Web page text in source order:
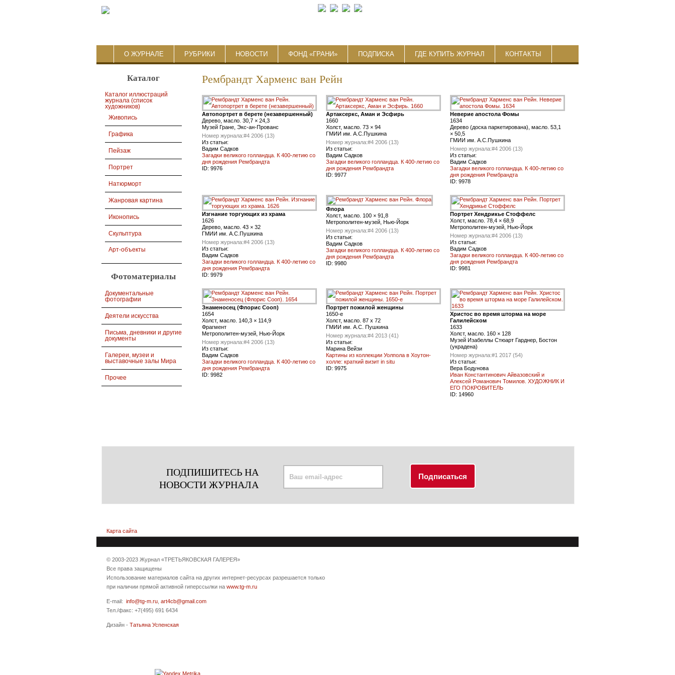
О ЖУРНАЛЕ РУБРИКИ НОВОСТИ ФОНД «ГРАНИ» ПОДПИСКА ГДЕ КУПИТЬ ЖУРНАЛ КОНТАКТЫ
Каталог
Каталог иллюстраций
журнала (список
художников)
Живопись
Графика
Пейзаж
Портрет
Натюрморт
Жанровая картина
Иконопись
Скульптура
Арт-объекты
Фотоматериалы
Документальные
фотографии
Деятели искусства
Письма, дневники и другие
документы
Галереи, музеи и
выставочные залы Мира
Прочее
Рембрандт Харменс ван Рейн
Автопортрет в берете (незавершенный)
Дерево, масло. 30,7 × 24,3
Музей Гране, Экс-ан-Прованс
Номер журнала:#4 2006 (13)
Из статьи:
Вадим Садков
Загадки великого голландца. К 400-летию со
дня рождения Рембрандта
ID: 9976
Артаксеркс, Аман и Эсфирь
1660
Холст, масло. 73 × 94
ГМИИ им. А.С.Пушкина
Номер журнала:#4 2006 (13)
Из статьи:
Вадим Садков
Загадки великого голландца. К 400-летию со
дня рождения Рембрандта
ID: 9977
Неверие апостола Фомы
1634
Дерево (доска паркетирована), масло. 53,1
× 50,5
ГМИИ им. А.С.Пушкина
Номер журнала:#4 2006 (13)
Из статьи:
Вадим Садков
Загадки великого голландца. К 400-летию со
дня рождения Рембрандта
ID: 9978
Изгнание торгующих из храма
1626
Дерево, масло. 43 × 32
ГМИИ им. А.С.Пушкина
Номер журнала:#4 2006 (13)
Из статьи:
Вадим Садков
Загадки великого голландца. К 400-летию со
дня рождения Рембрандта
ID: 9979
Флора
Холст, масло. 100 × 91,8
Метрополитен-музей, Нью-Йорк
Номер журнала:#4 2006 (13)
Из статьи:
Вадим Садков
Загадки великого голландца. К 400-летию со
дня рождения Рембрандта
ID: 9980
Портрет Хендрикье Стоффелс
Холст, масло. 78,4 × 68,9
Метрополитен-музей, Нью-Йорк
Номер журнала:#4 2006 (13)
Из статьи:
Вадим Садков
Загадки великого голландца. К 400-летию со
дня рождения Рембрандта
ID: 9981
Знаменосец (Флорис Сооп)
1654
Холст, масло. 140,3 × 114,9
Фрагмент
Метрополитен-музей, Нью-Йорк
Номер журнала:#4 2006 (13)
Из статьи:
Вадим Садков
Загадки великого голландца. К 400-летию со
дня рождения Рембрандта
ID: 9982
Портрет пожилой женщины
1650-е
Холст, масло. 87 x 72
ГМИИ им. А.С. Пушкина
Номер журнала:#4 2013 (41)
Из статьи:
Марина Вейзи
Картины из коллекции Уолпола в Хоутон-
холле: краткий визит in situ
ID: 9975
Христос во время шторма на море
Галилейском
1633
Холст, масло. 160 × 128
Музей Изабеллы Стюарт Гарднер, Бостон
(украдена)
Номер журнала:#1 2017 (54)
Из статьи:
Вера Бодунова
Иван Константинович Айвазовский и
Алексей Романович Томилов. ХУДОЖНИК И
ЕГО ПОКРОВИТЕЛЬ
ID: 14960
ПОДПИШИТЕСЬ НА
НОВОСТИ ЖУРНАЛА
Карта сайта
© 2003-2023 Журнал «ТРЕТЬЯКОВСКАЯ ГАЛЕРЕЯ»
Все права защищены
Использование материалов сайта на других интернет-ресурсах разрешается только
при наличии прямой активной гиперссылки на www.tg-m.ru
E-mail: info@tg-m.ru art4cb@gmail.com
Тел./факс: +7(495) 691 6434
Дизайн - Татьяна Успенская